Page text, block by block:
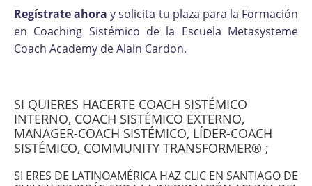
Regístrate ahora y solicita tu plaza para la Formación
en Coaching Sistémico de la Escuela Metasysteme
Coach Academy de Alain Cardon.
SI QUIERES HACERTE COACH SISTÉMICO
INTERNO, COACH SISTÉMICO EXTERNO,
MANAGER-COACH SISTÉMICO, LÍDER-COACH
SISTÉMICO, COMMUNITY TRANSFORMER® ;
SI ERES DE LATINOAMÉRICA HAZ CLIC EN SANTIAGO DE